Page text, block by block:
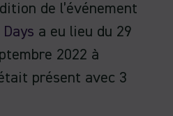
de l’événement
a eu lieu du 29
2022 à
présent avec 3